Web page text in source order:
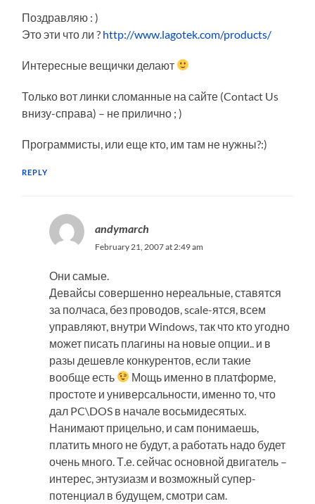
Поздравляю : )
Это эти что ли ? http://www.lagotek.com/products/
Интересные вещички делают
Только вот линки сломанные на сайте (Contact Us
внизу-справа) – не прилично ; )
Программисты, или еще кто, им там не нужны?:)
REPLY
andymarch
February 21, 2007 at 2:49 am
Они самые.
Девайсы совершенно нереальные, ставятся
за полчаса, без проводов, scale-ятся, всем
управляют, внутри Windows, так что кто угодно
может писать плагины на новые опции.. и в
разы дешевле конкурентов, если такие
вообще есть
Мощь именно в платформе,
простоте и универсальности, именно то, что
дал PC\DOS в начале восьмидесятых.
Нанимают прицельно, и сам понимаешь,
платить много не будут, а работать надо будет
очень много. Т.е. сейчас основной двигатель –
интерес, энтузиазм и возможный супер-
потенциал в будущем, смотри сам.